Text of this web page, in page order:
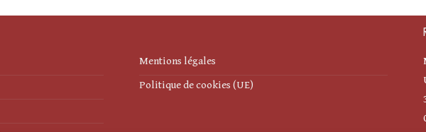
Mentions légales
Politique de cookies (UE)